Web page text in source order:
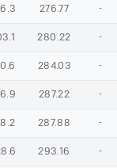
276.77 -
280.22 -
284.03 -
287.22 -
287.88 -
293.16 -